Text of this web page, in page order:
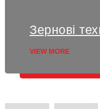
Зернові
VIEW MORE